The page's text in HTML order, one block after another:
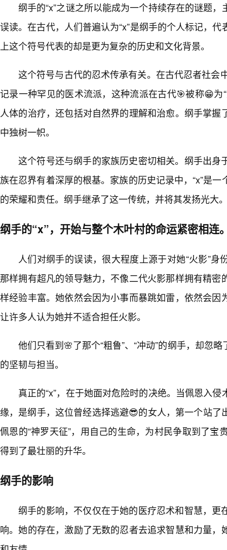
纲手的“x”之谜之所以能成为一个持续存在的谜题
误读。在古代，人们普遍认为“x”是纲手的个人标记，
上这个符号代表的却是更为复杂的历史和文化背景。
这个符号与古代的忍术传承有关。在古代忍者社会
记录一种罕见的医术流派，这种流派在古代🎯被称😁为
人体的治疗，还包括对自然界的理解和治愈。纲手掌握
中独树一帜。
这个符号还与纲手的家族历史密切相关。纲手出身
族在忍界有着深厚的根基。家族的历史记录中，“x”是
的荣耀和责任。纲手继承了这一传统，并将其发扬光大
纲手的“x”，开始与整个木叶村的命运紧密相连
人们对纲手的误读，很大程度上源于对她“火影”身
那样拥有超凡的领导魅力，不像二代火影那样拥有精密
样经验丰富。她依然会因为小事而暴跳如雷，依然会因
让许多人认为她并不适合担任火影。
他们只看到🌸了那个“粗鲁”、“冲动”的纲手，却忽
的坚韧与担当。
真正的“x”，在于她面对危险时的决绝。当佩恩入
缘，是纲手，这位曾经选择逃避😎的女人，第一个站了
佩恩的“神罗天征”，用自己的生命，为村民争取到了宝
得到了最壮丽的升华。
纲手的影响
纲手的影响，不仅仅在于她的医疗忍术和智慧，更
响。她的存在，激励了无数的忍者去追求智慧和力量，